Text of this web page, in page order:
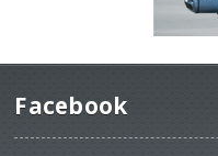
Facebook